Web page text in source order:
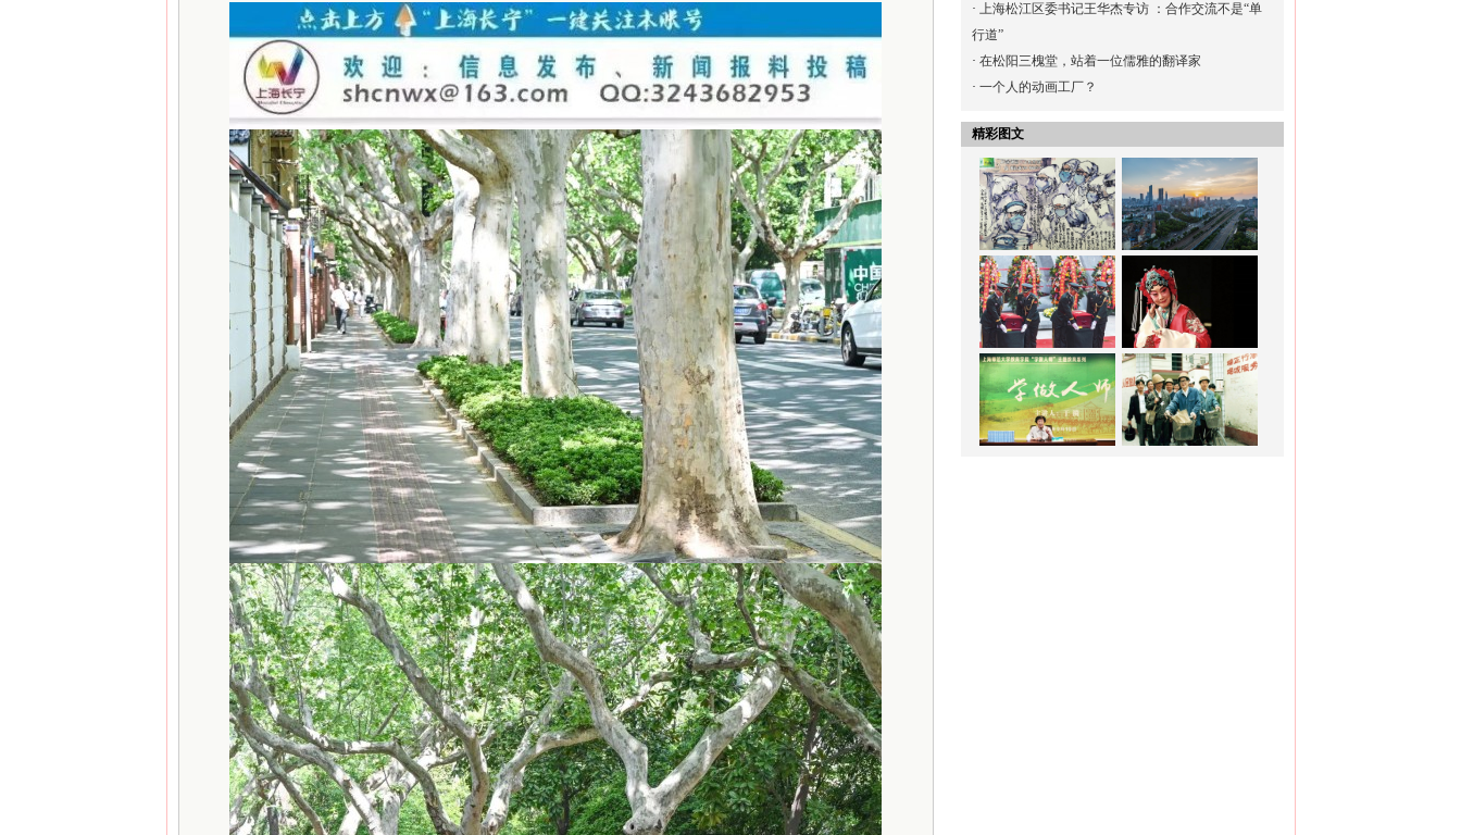
· 上海松江区委书记王华杰专访 ：合作交流不是“单
行道”
· 在松阳三槐堂，站着一位儒雅的翻译家
· 一个人的动画工厂？
精彩图文